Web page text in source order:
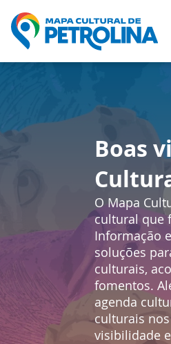
Boas
O Mapa
cultural que
Informação
soluções
culturais,
fomentos.
agenda
culturais
visibilidade